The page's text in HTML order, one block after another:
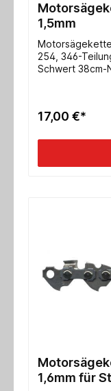
1,5mm
254, 346-
Schwert 38cm-
17,00 €*
1,6mm für